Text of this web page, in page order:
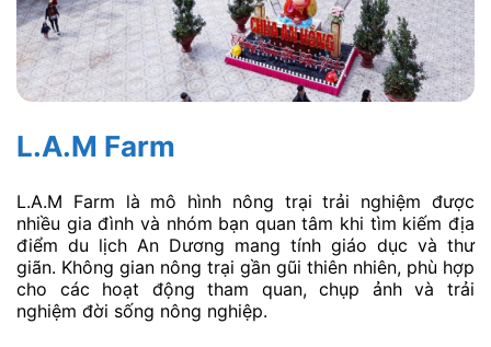
L.A.M Farm
L.A.M Farm là mô hình nông trại trải nghiệm được
nhiều gia đình và nhóm bạn quan tâm khi tìm kiếm địa
điểm du lịch An Dương mang tính giáo dục và thư
giãn. Không gian nông trại gần gũi thiên nhiên, phù hợp
cho các hoạt động tham quan, chụp ảnh và trải
nghiệm đời sống nông nghiệp.